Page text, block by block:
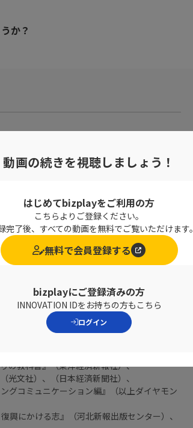
か？
ひこ)
士(工学)、修士(工学)、博士(学術)
現職
ンチャー企業社外取締役等も務める
ンド社）、
くる技術と戦略』、
流ビジネス基礎力10』、
ぜ栄え続けるのか』、
書』
の教科書』（東洋経済新報社）、
光文社）、（日本経済新聞社）、
グコミュニケーション編』（以上ダイヤモン
興にかける志』（河北新報出版センター）、
動画の続きを視聴しましょう！
はじめてbizplayをご利用の方
こちらよりご登録ください。
完了後、すべての動画を無料でご覧いただけます。
無料で会員登録する
bizplayにご登録済みの方
INNOVATION IDをお持ちの方もこちら
ログイン